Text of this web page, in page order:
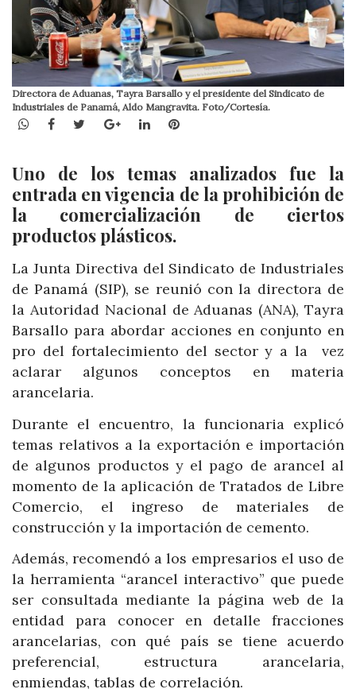
Directora de Aduanas, Tayra Barsallo y el presidente del Sindicato de
Industriales de Panamá, Aldo Mangravita. Foto/Cortesía.
WhatsApp
Facebook
TwitterGoogle+LinkedInPinterest
Uno de los temas analizados fue la
entrada en vigencia de la prohibición de
la comercialización de ciertos
productos plásticos.
La Junta Directiva del Sindicato de Industriales
de Panamá (SIP), se reunió con la directora de
la Autoridad Nacional de Aduanas (ANA), Tayra
Barsallo para abordar acciones en conjunto en
pro del fortalecimiento del sector y a la vez
aclarar algunos conceptos en materia
arancelaria.
Durante el encuentro, la funcionaria explicó
temas relativos a la exportación e importación
de algunos productos y el pago de arancel al
momento de la aplicación de Tratados de Libre
Comercio, el ingreso de materiales de
construcción y la importación de cemento.
Además, recomendó a los empresarios el uso de
la herramienta “arancel interactivo” que puede
ser consultada mediante la página web de la
entidad para conocer en detalle fracciones
arancelarias, con qué país se tiene acuerdo
preferencial, estructura arancelaria,
enmiendas, tablas de correlación.